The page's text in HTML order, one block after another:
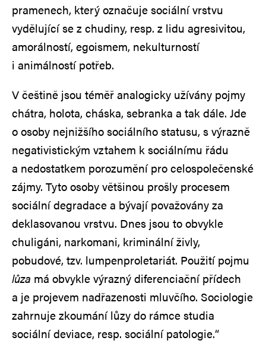
pramenech, který označuje sociální vrstvu
vydělující se z chudiny, resp. z lidu agresivitou,
amorálností, egoismem, nekulturností
i animálností potřeb.
V češtině jsou téměř analogicky užívány pojmy
chátra, holota, cháska, sebranka a tak dále. Jde
o osoby nejnižšího sociálního statusu, s výrazně
negativistickým vztahem k sociálnímu řádu
a nedostatkem porozumění pro celospolečenské
zájmy. Tyto osoby většinou prošly procesem
sociální degradace a bývají považovány za
deklasovanou vrstvu. Dnes jsou to obvykle
chuligáni, narkomani, kriminální živly,
pobudové, tzv. lumpenproletariát. Použití pojmu
lůza má obvykle výrazný diferenciační přídech
a je projevem nadřazenosti mluvčího. Sociologie
zahrnuje zkoumání lůzy do rámce studia
sociální deviace, resp. sociální patologie.“